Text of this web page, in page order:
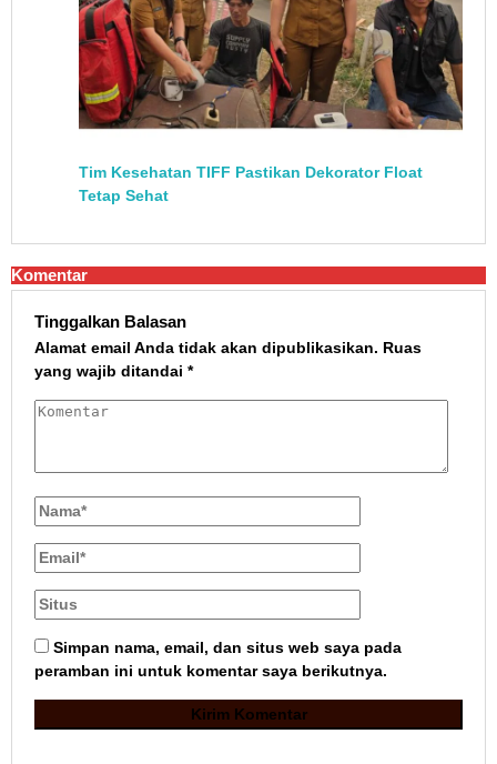
Tim Kesehatan TIFF Pastikan Dekorator Float
Tetap Sehat
Komentar
Tinggalkan Balasan
Alamat email Anda tidak akan dipublikasikan. Ruas
yang wajib ditandai *
Simpan nama, email, dan situs web saya pada
peramban ini untuk komentar saya berikutnya.